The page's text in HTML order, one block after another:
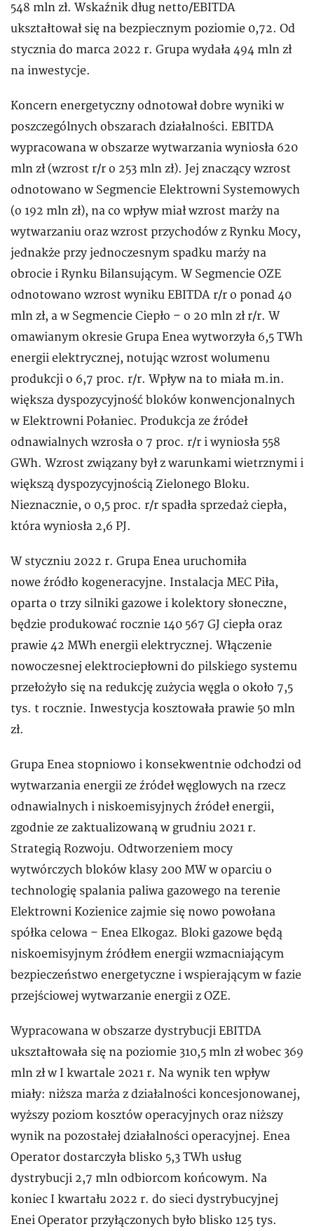
548 mln zł. Wskaźnik dług netto/EBITDA
ukształtował się na bezpiecznym poziomie 0,72. Od
stycznia do marca 2022 r. Grupa wydała 494 mln zł
na inwestycje.
Koncern energetyczny odnotował dobre wyniki w
poszczególnych obszarach działalności. EBITDA
wypracowana w obszarze wytwarzania wyniosła 620
mln zł (wzrost r/r o 253 mln zł). Jej znaczący wzrost
odnotowano w Segmencie Elektrowni Systemowych
(o 192 mln zł), na co wpływ miał wzrost marży na
wytwarzaniu oraz wzrost przychodów z Rynku Mocy,
jednakże przy jednoczesnym spadku marży na
obrocie i Rynku Bilansującym. W Segmencie OZE
odnotowano wzrost wyniku EBITDA r/r o ponad 40
mln zł, a w Segmencie Ciepło – o 20 mln zł r/r. W
omawianym okresie Grupa Enea wytworzyła 6,5 TWh
energii elektrycznej, notując wzrost wolumenu
produkcji o 6,7 proc. r/r. Wpływ na to miała m.in.
większa dyspozycyjność bloków konwencjonalnych
w Elektrowni Połaniec. Produkcja ze źródeł
odnawialnych wzrosła o 7 proc. r/r i wyniosła 558
GWh. Wzrost związany był z warunkami wietrznymi i
większą dyspozycyjnością Zielonego Bloku.
Nieznacznie, o 0,5 proc. r/r spadła sprzedaż ciepła,
która wyniosła 2,6 PJ.
W styczniu 2022 r. Grupa Enea uruchomiła
nowe źródło kogeneracyjne. Instalacja MEC Piła,
oparta o trzy silniki gazowe i kolektory słoneczne,
będzie produkować rocznie 140 567 GJ ciepła oraz
prawie 42 MWh energii elektrycznej. Włączenie
nowoczesnej elektrociepłowni do pilskiego systemu
przełożyło się na redukcję zużycia węgla o około 7,5
tys. t rocznie. Inwestycja kosztowała prawie 50 mln
zł.
Grupa Enea stopniowo i konsekwentnie odchodzi od
wytwarzania energii ze źródeł węglowych na rzecz
odnawialnych i niskoemisyjnych źródeł energii,
zgodnie ze zaktualizowaną w grudniu 2021 r.
Strategią Rozwoju. Odtworzeniem mocy
wytwórczych bloków klasy 200 MW w oparciu o
technologię spalania paliwa gazowego na terenie
Elektrowni Kozienice zajmie się nowo powołana
spółka celowa – Enea Elkogaz. Bloki gazowe będą
niskoemisyjnym źródłem energii wzmacniającym
bezpieczeństwo energetyczne i wspierającym w fazie
przejściowej wytwarzanie energii z OZE.
Wypracowana w obszarze dystrybucji EBITDA
ukształtowała się na poziomie 310,5 mln zł wobec 369
mln zł w I kwartale 2021 r. Na wynik ten wpływ
miały: niższa marża z działalności koncesjonowanej,
wyższy poziom kosztów operacyjnych oraz niższy
wynik na pozostałej działalności operacyjnej. Enea
Operator dostarczyła blisko 5,3 TWh usług
dystrybucji 2,7 mln odbiorcom końcowym. Na
koniec I kwartału 2022 r. do sieci dystrybucyjnej
Enei Operator przyłączonych było blisko 125 tys.